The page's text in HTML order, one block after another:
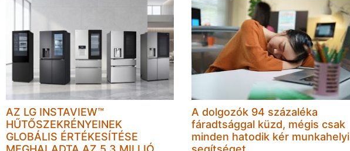
AZ LG INSTAVIEW™
HŰTŐSZEKRÉNYEINEK
GLOBÁLIS ÉRTÉKESÍTÉSE
A dolgozók 94 százaléka
fáradtsággal küzd, mégis csak
minden hatodik kér munkahelyi